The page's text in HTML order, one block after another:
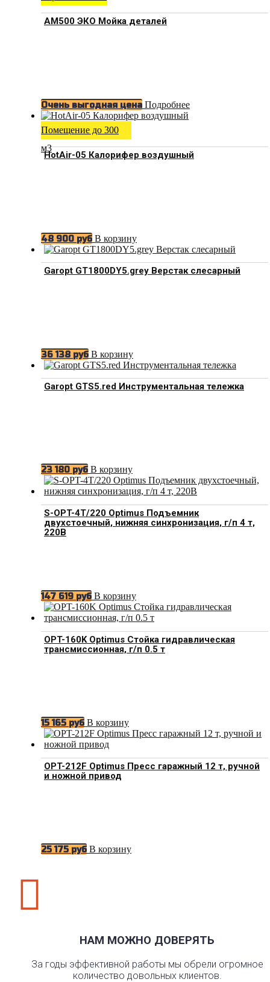
АМ500 ЭКО Мойка деталей
Очень выгодная цена Подробнее
Помещение до 300
м3
HotAir-05 Калорифер воздушный
48 900 руб В корзину
Garopt GT1800DY5.grey Верстак слесарный
36 138 руб В корзину
Garopt GTS5.red Инструментальная тележка
23 180 руб В корзину
S-OPT-4T/220 Optimus Подъемник
двухстоечный, нижняя синхронизация, г/п 4 т,
220В
147 619 руб В корзину
OPT-160K Optimus Стойка гидравлическая
трансмиссионная, г/п 0.5 т
15 165 руб В корзину
OPT-212F Optimus Пресс гаражный 12 т, ручной
и ножной привод
25 175 руб В корзину

НАМ МОЖНО ДОВЕРЯТЬ
За годы эффективной работы мы обрели огромное
количество довольных клиентов.